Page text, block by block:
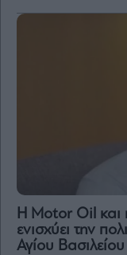
Η Motor Oil και
ενισχύει την
Αγίου